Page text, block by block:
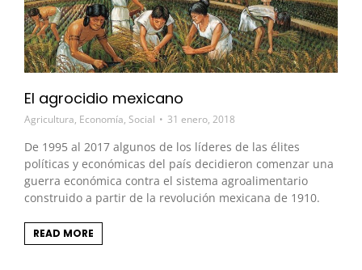
El agrocidio mexicano
Agricultura, Economía, Social 31 enero, 2018
De 1995 al 2017 algunos de los líderes de las élites
políticas y económicas del país decidieron comenzar una
guerra económica contra el sistema agroalimentario
construido a partir de la revolución mexicana de 1910.
READ MORE